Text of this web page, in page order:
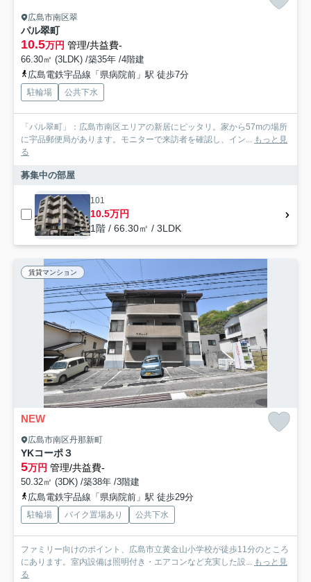
広島市南区翠
パル翠町
10.5万円 管理/共益費-
66.30㎡ (3LDK) /築35年 /4階建
広島電鉄宇品線「県病院前」駅 徒歩7分
駐輪場 公共下水
「パル翠町」：広島市南区エリアの新居にピッタリ。家から57mの場所
に宇品郵便局があります。モニターで来訪者を確認し、イン... もっと見
る
募集中の部屋
101
10.5万円
1階 / 66.30㎡ / 3LDK
賃貸マンション
NEW
広島市南区丹那新町
YKコーポ３
5万円 管理/共益費-
50.32㎡ (3DK) /築38年 /3階建
広島電鉄宇品線「県病院前」駅 徒歩29分
駐輪場 バイク置場あり 公共下水
ファミリー向けのポイント、広島市立黄金山小学校が徒歩11分のところ
にあります。室内設備は照明付き・エアコンなど充実した設... もっと見
る